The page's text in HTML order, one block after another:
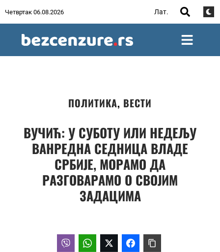
Четвртак 06.08.2026 Лат.
ПОЛИТИКА, ВЕСТИ
ВУЧИЋ: У СУБОТУ ИЛИ НЕДЕЉУ
ВАНРЕДНА СЕДНИЦА ВЛАДЕ
СРБИЈЕ, МОРАМО ДА
РАЗГОВАРАМО О СВОЈИМ
ЗАДАЦИМА